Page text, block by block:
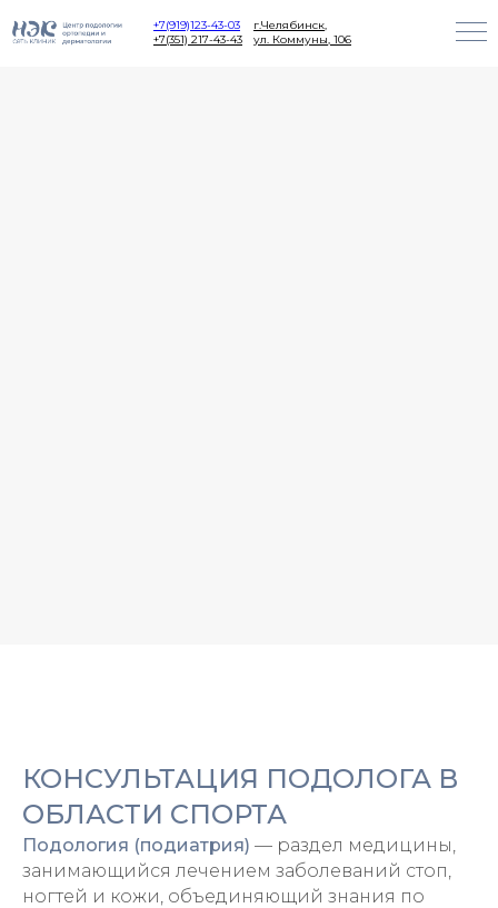
+7(919)123-43-03
+7(351) 217-43-43
г.Челябинск,
ул. Коммуны, 106
КОНСУЛЬТАЦИЯ ПОДОЛОГА В
ОБЛАСТИ СПОРТА
Подология (подиатрия) — раздел медицины,
занимающийся лечением заболеваний стоп,
ногтей и кожи, объединяющий знания по